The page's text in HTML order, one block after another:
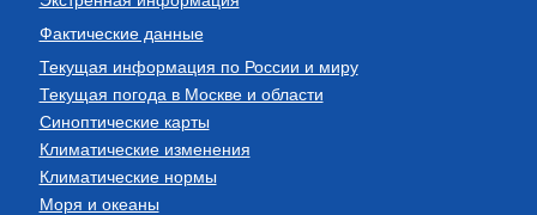
Фактические данные
Текущая информация по России и миру
Текущая погода в Москве и области
Синоптические карты
Климатические изменения
Климатические нормы
Моря и океаны